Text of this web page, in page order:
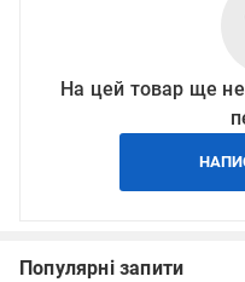
На цей товар ще не
Популярні запити